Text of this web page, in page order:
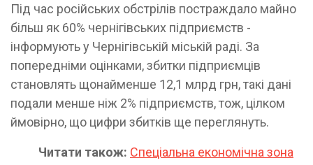
Під час російських обстрілів постраждало майно
більш як 60% чернігівських підприємств -
інформують у Чернігівській міській раді. За
попередніми оцінками, збитки підприємців
становлять щонайменше 12,1 млрд грн, такі дані
подали менше ніж 2% підприємств, тож, цілком
ймовірно, що цифри збитків ще переглянуть.
Читати також: Спеціальна економічна зона